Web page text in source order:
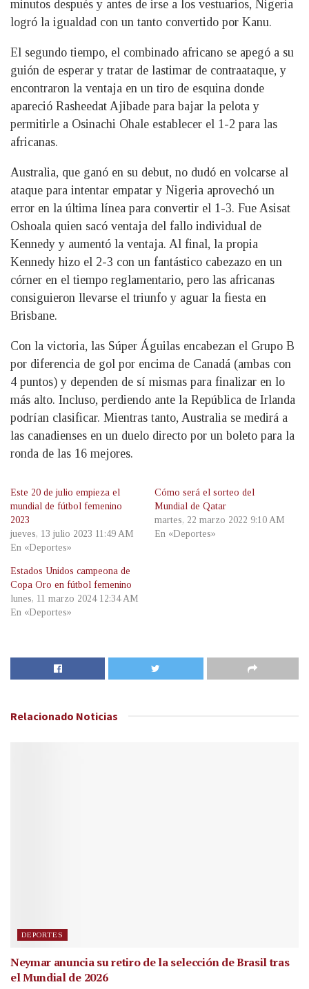
minutos después y antes de irse a los vestuarios, Nigeria
logró la igualdad con un tanto convertido por Kanu.
El segundo tiempo, el combinado africano se apegó a su
guión de esperar y tratar de lastimar de contraataque, y
encontraron la ventaja en un tiro de esquina donde
apareció Rasheedat Ajibade para bajar la pelota y
permitirle a Osinachi Ohale establecer el 1-2 para las
africanas.
Australia, que ganó en su debut, no dudó en volcarse al
ataque para intentar empatar y Nigeria aprovechó un
error en la última línea para convertir el 1-3. Fue Asisat
Oshoala quien sacó ventaja del fallo individual de
Kennedy y aumentó la ventaja. Al final, la propia
Kennedy hizo el 2-3 con un fantástico cabezazo en un
córner en el tiempo reglamentario, pero las africanas
consiguieron llevarse el triunfo y aguar la fiesta en
Brisbane.
Con la victoria, las Súper Águilas encabezan el Grupo B
por diferencia de gol por encima de Canadá (ambas con
4 puntos) y dependen de sí mismas para finalizar en lo
más alto. Incluso, perdiendo ante la República de Irlanda
podrían clasificar. Mientras tanto, Australia se medirá a
las canadienses en un duelo directo por un boleto para la
ronda de las 16 mejores.
Este 20 de julio empieza el
mundial de fútbol femenino
2023
jueves, 13 julio 2023 11:49 AM
En «Deportes»
Cómo será el sorteo del
Mundial de Qatar
martes, 22 marzo 2022 9:10 AM
En «Deportes»
Estados Unidos campeona de
Copa Oro en fútbol femenino
lunes, 11 marzo 2024 12:34 AM
En «Deportes»
Relacionado Noticias
DEPORTES
Neymar anuncia su retiro de la selección de Brasil tras
el Mundial de 2026